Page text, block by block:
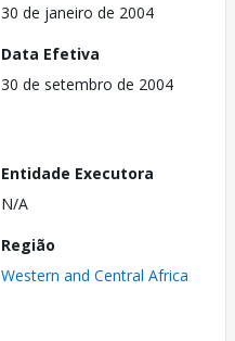
30 de janeiro de 2004
Data Efetiva
30 de setembro de 2004
Entidade Executora
N/A
Região
Western and Central Africa